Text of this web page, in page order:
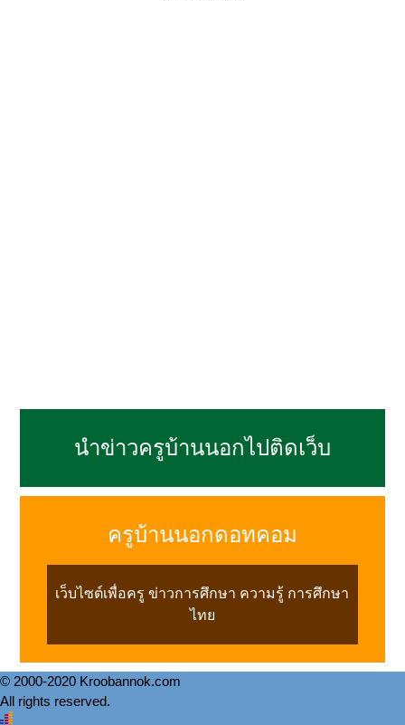
นำข่าวครูบ้านนอกไปติดเว็บ
ครูบ้านนอกดอทคอม
เว็บไซต์เพื่อครู ข่าวการศึกษา ความรู้ การศึกษา
ไทย
© 2000-2020 Kroobannok.com
All rights reserved.